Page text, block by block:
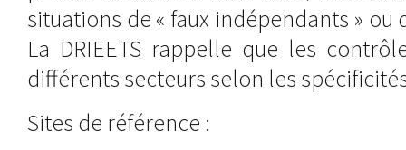
situations de « faux indépendants » ou
La DRIEETS rappelle que les
différents secteurs selon les
Sites de référence :